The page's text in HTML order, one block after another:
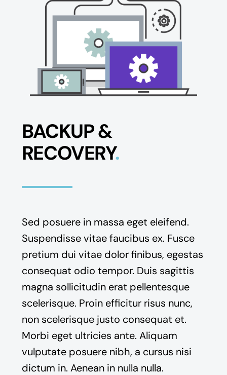
BACKUP &
RECOVERY.
Sed posuere in massa eget eleifend.
Suspendisse vitae faucibus ex. Fusce
pretium dui vitae dolor finibus, egestas
consequat odio tempor. Duis sagittis
magna sollicitudin erat pellentesque
scelerisque. Proin efficitur risus nunc,
non scelerisque justo consequat et.
Morbi eget ultricies ante. Aliquam
vulputate posuere nibh, a cursus nisi
dictum in. Aenean in nulla nulla.